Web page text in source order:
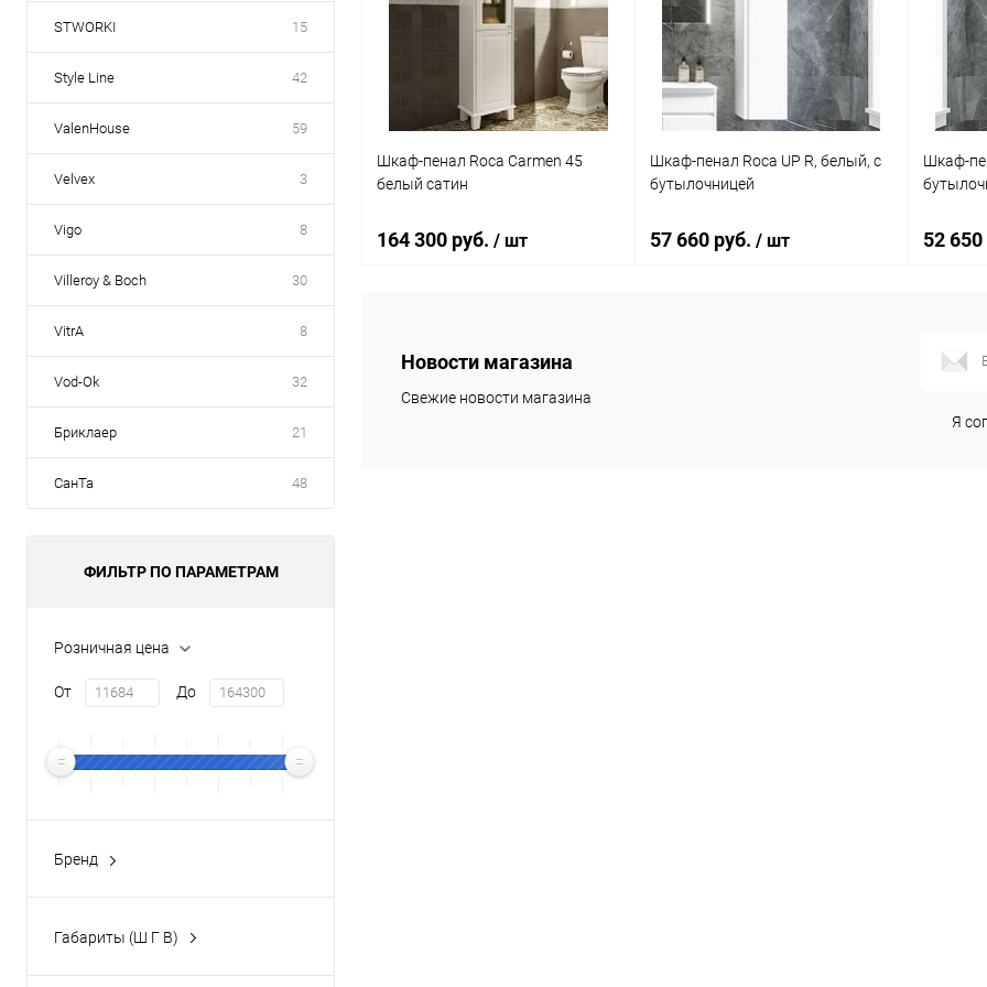
STWORKI 15
Style Line 42
ValenHouse 59
Velvex 3
Vigo 8
Villeroy & Boch 30
VitrA 8
Vod-Ok 32
Бриклаер 21
СанТа 48
ФИЛЬТР ПО ПАРАМЕТРАМ
Розничная цена
От До
Бренд
Габариты (Ш Г В)
Под заказ В избранное Под заказ В
Шкаф-пенал Roca Carmen 45
белый сатин
164 300 руб. / шт
Купить в 1 клик
Шкаф-пенал Roca UP R, белый, с
бутылочницей
57 660 руб. / шт
Шкаф-
52 650
В
Новости магазина
Свежие новости магазина
Я